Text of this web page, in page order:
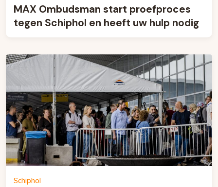
MAX Ombudsman start proefproces
tegen Schiphol en heeft uw hulp nodig
Schiphol